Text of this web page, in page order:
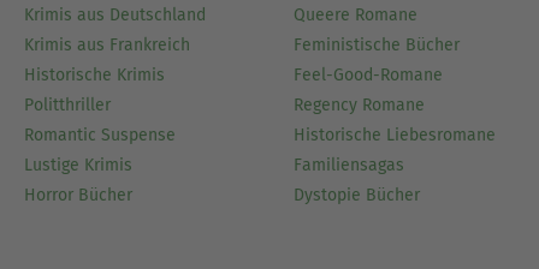
fragte ein kleines Mädchen bange: “Charles
Dickens ist tot? Wird dann auch der
Weihnachtsmann sterben?“
Ausblenden
Krimis aus Deutschland
Krimis aus Frankreich
Historische Krimis
Politthriller
Romantic Suspense
Lustige Krimis
Horror Bücher
Queere Romane
Feministische Bücher
Feel-Good-Romane
Regency Romane
Historische Liebesromane
Familiensagas
Dystopie Bücher